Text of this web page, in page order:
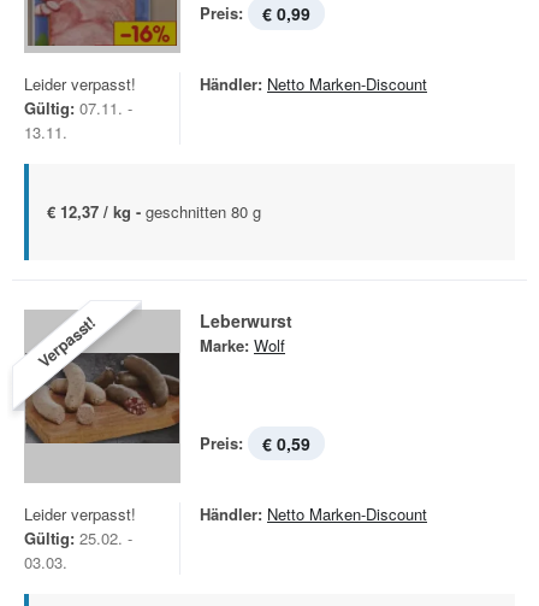
Preis: € 0,99
Leider verpasst!
Gültig: 07.11. -
13.11.
Händler: Netto Marken-Discount
€ 12,37 / kg - geschnitten 80 g
Verpasst! Leberwurst
Marke: Wolf
Preis: € 0,59
Leider verpasst!
Gültig: 25.02. -
03.03.
Händler: Netto Marken-Discount